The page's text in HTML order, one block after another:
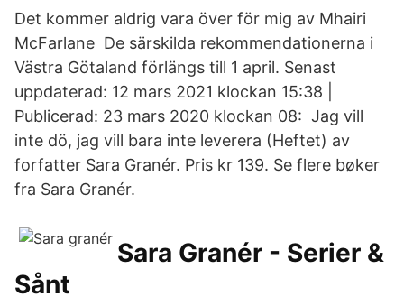
Det kommer aldrig vara över för mig av Mhairi
McFarlane De särskilda rekommendationerna i
Västra Götaland förlängs till 1 april. Senast
uppdaterad: 12 mars 2021 klockan 15:38 |
Publicerad: 23 mars 2020 klockan 08: Jag vill
inte dö, jag vill bara inte leverera (Heftet) av
forfatter Sara Granér. Pris kr 139. Se flere bøker
fra Sara Granér.
Sara Granér - Serier &
Sånt